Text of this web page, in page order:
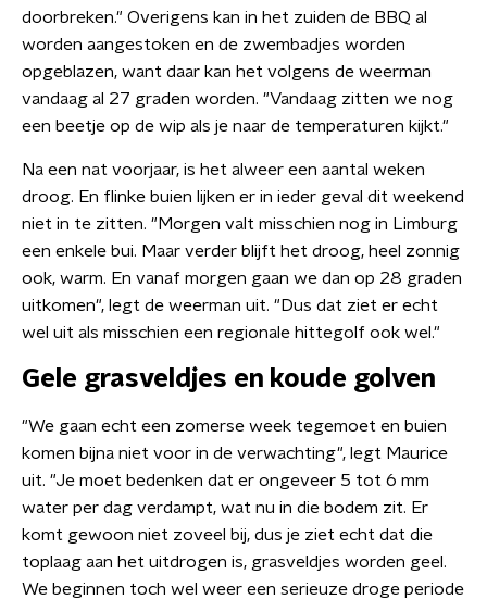
doorbreken." Overigens kan in het zuiden de BBQ al
worden aangestoken en de zwembadjes worden
opgeblazen, want daar kan het volgens de weerman
vandaag al 27 graden worden. "Vandaag zitten we nog
een beetje op de wip als je naar de temperaturen kijkt."
Na een nat voorjaar, is het alweer een aantal weken
droog. En flinke buien lijken er in ieder geval dit weekend
niet in te zitten. "Morgen valt misschien nog in Limburg
een enkele bui. Maar verder blijft het droog, heel zonnig
ook, warm. En vanaf morgen gaan we dan op 28 graden
uitkomen", legt de weerman uit. "Dus dat ziet er echt
wel uit als misschien een regionale hittegolf ook wel."
Gele grasveldjes en koude golven
"We gaan echt een zomerse week tegemoet en buien
komen bijna niet voor in de verwachting", legt Maurice
uit. "Je moet bedenken dat er ongeveer 5 tot 6 mm
water per dag verdampt, wat nu in die bodem zit. Er
komt gewoon niet zoveel bij, dus je ziet echt dat die
toplaag aan het uitdrogen is, grasveldjes worden geel.
We beginnen toch wel weer een serieuze droge periode